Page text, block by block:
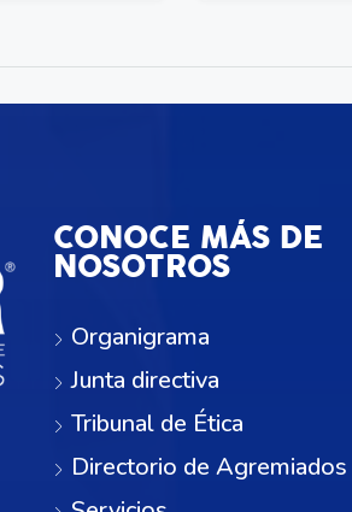
CONOCE MÁS DE
NOSOTROS
Organigrama
Junta directiva
Tribunal de Ética
Directorio de Agremiados